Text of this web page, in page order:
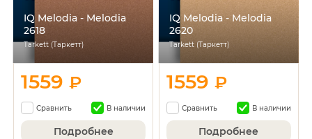
IQ Melodia - Melodia
2618
Tarkett (Таркетт)
1559₽
Сравнить В наличии
Подробнее
IQ Melodia - Melodia
2620
Tarkett (Таркетт)
1559₽
Сравнить В наличии
Подробнее